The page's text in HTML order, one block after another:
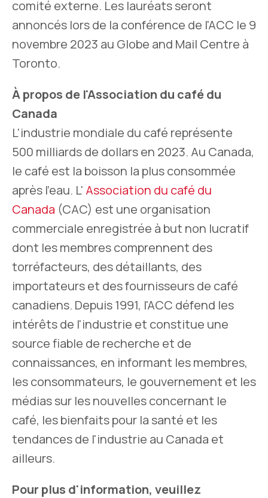
comité externe. Les lauréats seront
annoncés lors de la conférence de l'ACC le 9
novembre 2023 au Globe and Mail Centre à
Toronto.
À propos de l'Association du café du
Canada
L'industrie mondiale du café représente
500 milliards de dollars en 2023. Au Canada,
le café est la boisson la plus consommée
après l'eau. L' Association du café du
Canada (CAC) est une organisation
commerciale enregistrée à but non lucratif
dont les membres comprennent des
torréfacteurs, des détaillants, des
importateurs et des fournisseurs de café
canadiens. Depuis 1991, l'ACC défend les
intérêts de l'industrie et constitue une
source fiable de recherche et de
connaissances, en informant les membres,
les consommateurs, le gouvernement et les
médias sur les nouvelles concernant le
café, les bienfaits pour la santé et les
tendances de l'industrie au Canada et
ailleurs.
Pour plus d'information, veuillez